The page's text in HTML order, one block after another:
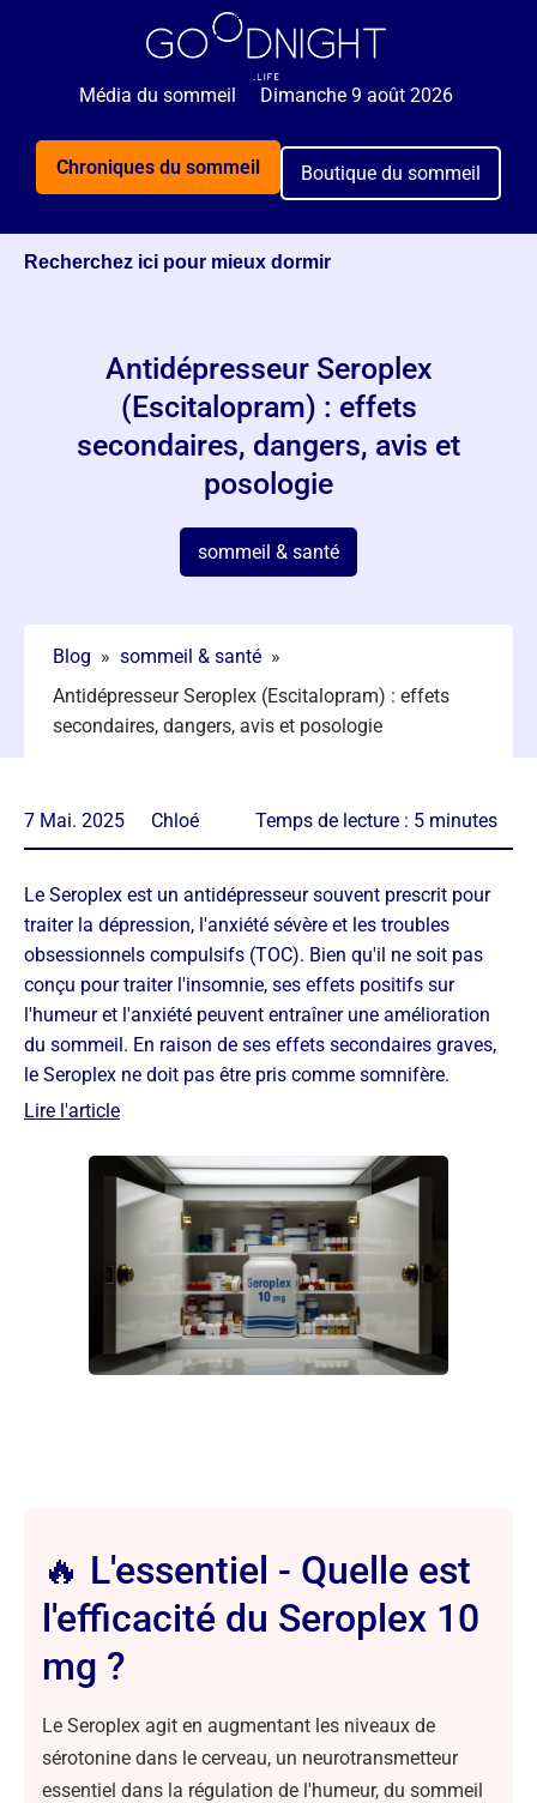
Média du sommeil Dimanche 9 août 2026
Chroniques du sommeil Boutique du sommeil
Recherchez ici pour mieux dormir
Antidépresseur Seroplex
(Escitalopram) : effets
secondaires, dangers, avis et
posologie
sommeil & santé
Blog » sommeil & santé »
Antidépresseur Seroplex (Escitalopram) : effets
secondaires, dangers, avis et posologie
7 Mai. 2025 Chloé Temps de lecture : 5 minutes
Le Seroplex est un antidépresseur souvent prescrit pour
traiter la dépression, l'anxiété sévère et les troubles
obsessionnels compulsifs (TOC). Bien qu'il ne soit pas
conçu pour traiter l'insomnie, ses effets positifs sur
l'humeur et l'anxiété peuvent entraîner une amélioration
du sommeil. En raison de ses effets secondaires graves,
le Seroplex ne doit pas être pris comme somnifère.
Lire l'article
🔥 L'essentiel - Quelle est
l'efficacité du Seroplex 10
mg ?
Le Seroplex agit en augmentant les niveaux de
sérotonine dans le cerveau, un neurotransmetteur
essentiel dans la régulation de l'humeur, du sommeil